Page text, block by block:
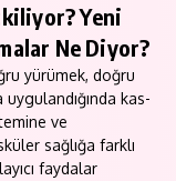
Yeni
Ne Diyor?
yürümek, doğru
kas-
ve
sağlığa farklı
faydalar